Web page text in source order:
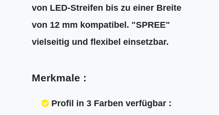
von LED-Streifen bis zu einer Breite
von 12 mm kompatibel. "SPREE"
vielseitig und flexibel einsetzbar.
Merkmale :
Profil in 3 Farben verfügbar :